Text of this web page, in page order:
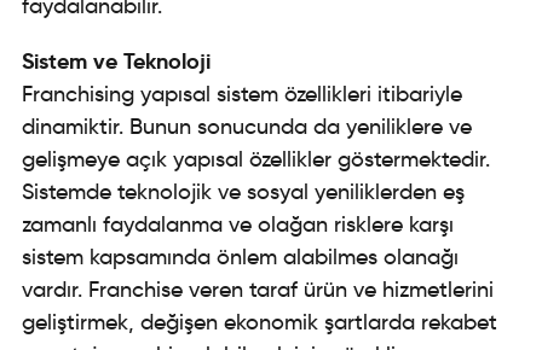
faydalanabilir.
Sistem ve Teknoloji
Franchising yapısal sistem özellikleri itibariyle
dinamiktir. Bunun sonucunda da yeniliklere ve
gelişmeye açık yapısal özellikler göstermektedir.
Sistemde teknolojik ve sosyal yeniliklerden eş
zamanlı faydalanma ve olağan risklere karşı
sistem kapsamında önlem alabilmes olanağı
vardır. Franchise veren taraf ürün ve hizmetlerini
geliştirmek, değişen ekonomik şartlarda rekabet